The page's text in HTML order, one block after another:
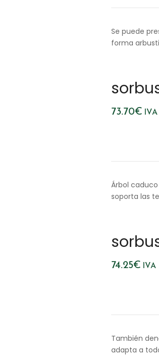
Se puede
forma
73.70€ IVA
Árbol
soporta las
74.25€ IVA
También
adapta a